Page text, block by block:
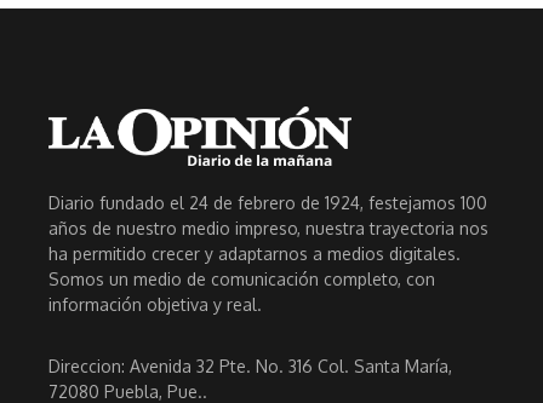
Diario fundado el 24 de febrero de 1924, festejamos 100
años de nuestro medio impreso, nuestra trayectoria nos
ha permitido crecer y adaptarnos a medios digitales.
Somos un medio de comunicación completo, con
información objetiva y real.
Direccion: Avenida 32 Pte. No. 316 Col. Santa María,
72080 Puebla, Pue..